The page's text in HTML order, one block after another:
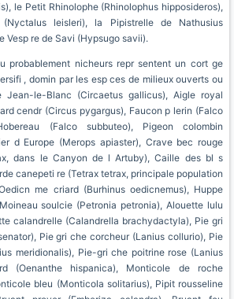
le Petit Rhinolophe (Rhinolophus hipposideros),
leisleri), la Pipistrelle de Nathusius
Vesp re de Savi (Hypsugo savii).
probablement nicheurs repr sentent un cort ge
, domin par les esp ces de milieux ouverts ou
le-Blanc (Circaetus gallicus), Aigle royal
cendr (Circus pygargus), Faucon p lerin (Falco
(Falco subbuteo), Pigeon colombin
d Europe (Merops apiaster), Crave bec rouge
dans le Canyon de l Artuby), Caille des bl s
canepeti re (Tetrax tetrax, principale population
me criard (Burhinus oedicnemus), Huppe
soulcie (Petronia petronia), Alouette lulu
calandrelle (Calandrella brachydactyla), Pie gri
Pie gri che corcheur (Lanius collurio), Pie
meridionalis), Pie-gri che poitrine rose (Lanius
(Oenanthe hispanica), Monticole de roche
bleu (Monticola solitarius), Pipit rousseline